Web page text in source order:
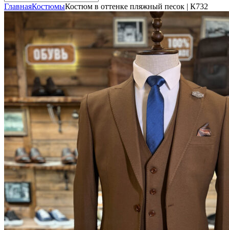
ГлавнаяКостюмыКостюм в оттенке пляжный песок | К732